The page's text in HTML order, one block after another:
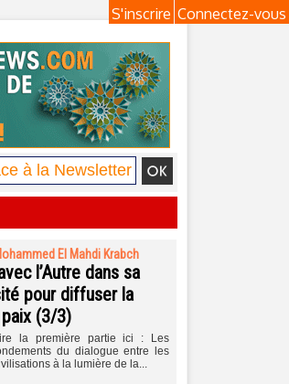
Connectez-vous
S'inscrire
El Mahdi Krabch
l’Autre dans sa
pour diffuser la
(3/3)
la première partie ici : Les
du dialogue entre les
à la lumière de la...